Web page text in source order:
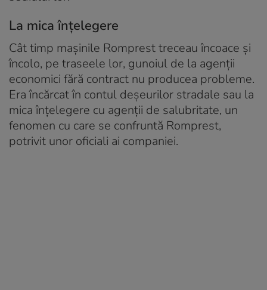
La mica înțelegere
Cât timp maşinile Romprest treceau încoace şi
încolo, pe traseele lor, gunoiul de la agenţii
economici fără contract nu producea probleme.
Era încărcat în contul deșeurilor stradale sau la
mica înțelegere cu agenții de salubritate, un
fenomen cu care se confruntă Romprest,
potrivit unor oficiali ai companiei.